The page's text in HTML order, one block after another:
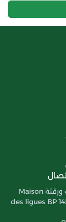
دار الرابطات ورقلة Maison
des ligues BP